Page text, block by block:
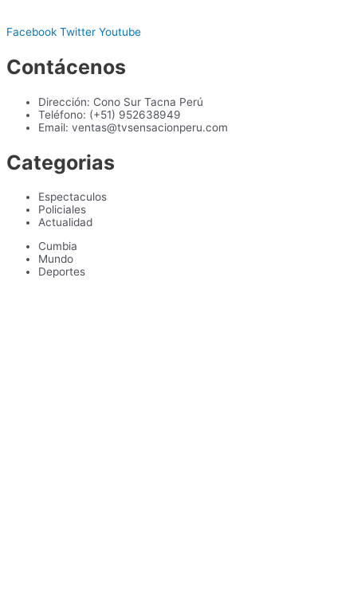
Facebook Twitter Youtube
Contácenos
Dirección: Cono Sur Tacna Perú
Teléfono: (+51) 952638949
Email: ventas@tvsensacionperu.com
Categorias
Espectaculos
Policiales
Actualidad
Cumbia
Mundo
Deportes